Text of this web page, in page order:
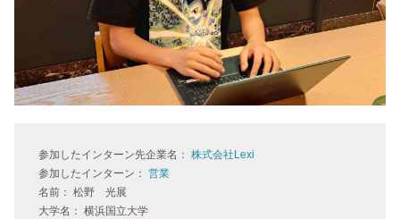
参加したインターン先企業名： 株式会社Lexi
参加したインターン： 営業
名前： 松野 光展
大学名： 横浜国立大学